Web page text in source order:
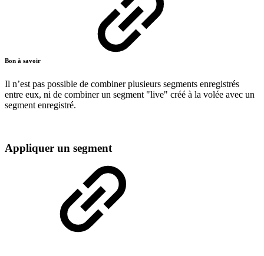
Bon à savoir
Il n’est pas possible de combiner plusieurs segments enregistrés
entre eux, ni de combiner un segment "live" créé à la volée avec un
segment enregistré.
Appliquer un segment